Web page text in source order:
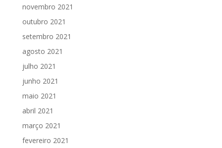
novembro 2021
outubro 2021
setembro 2021
agosto 2021
julho 2021
junho 2021
maio 2021
abril 2021
março 2021
fevereiro 2021